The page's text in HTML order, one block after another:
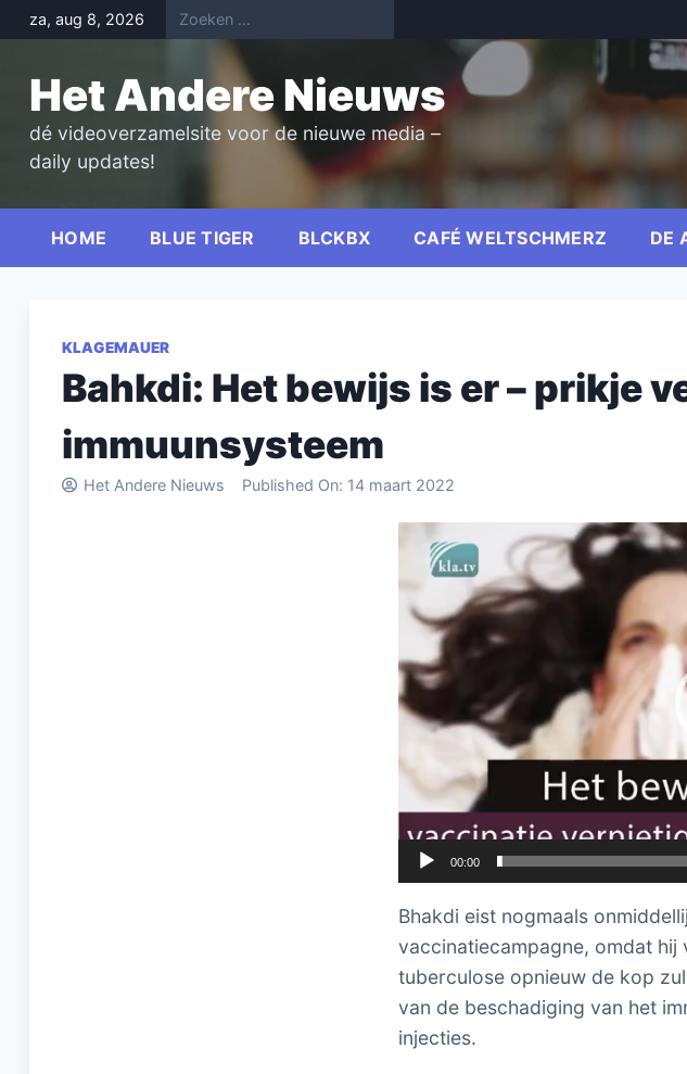
Skip
to
za, aug 8, 2026
Het Andere Nieuws
dé videoverzamelsite voor de nieuwe media –
daily updates!
HOME BLUE TIGER BLCKBX CAFÉ WELTSCHMERZ DE
KLAGEMAUER
Bahkdi: Het bewijs is er – prikje
immuunsysteem
Het Andere Nieuws Published On: 14 maart 2022
Videospeler
00:00
Bhakdi eist nogmaals
vaccinatiecampagne, omdat
tuberculose opnieuw de kop
van de beschadiging van het
injecties.